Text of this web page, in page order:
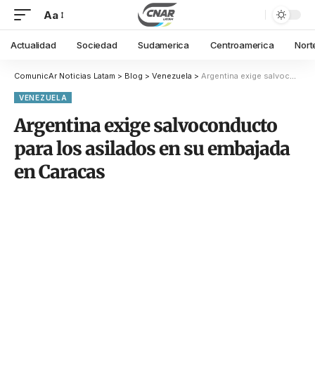
Aa
Actualidad Sociedad Sudamerica Centroamerica
ComunicAr Noticias Latam > Blog > Venezuela > Argentina exige salvoconducto para los asilados en su embajada en Caracas
VENEZUELA
Argentina exige salvoconducto
para los asilados en su embajada
en Caracas